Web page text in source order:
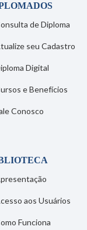
de Diploma
seu Cadastro
Digital
e Benefícios
Conosco
aos Usuários
Funciona